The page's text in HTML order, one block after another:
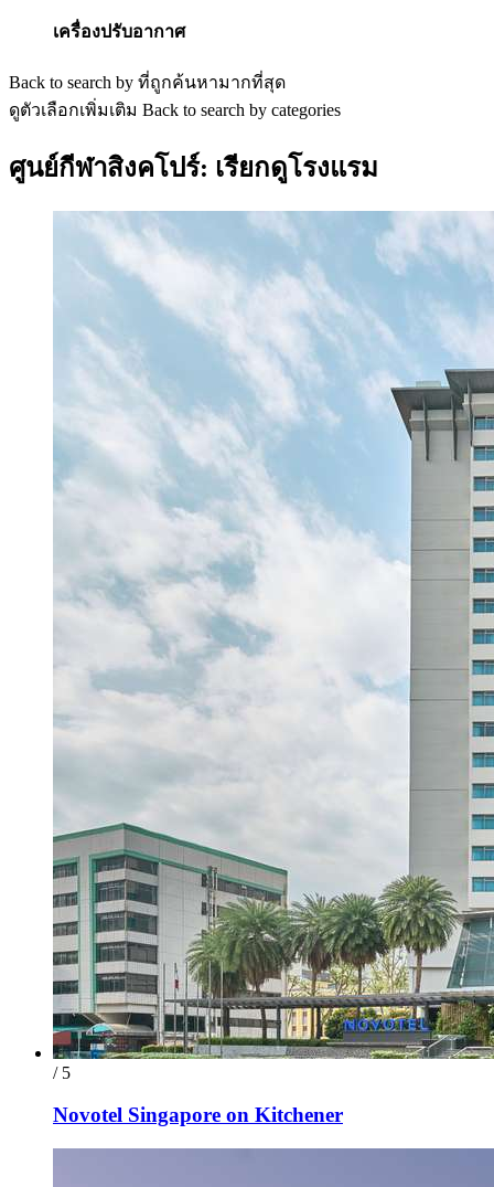
เครื่องปรับอากาศ
Back to search by ที่ถูกค้นหามากที่สุด
ดูตัวเลือกเพิ่มเติม Back to search by categories
ศูนย์กีฬาสิงคโปร์: เรียกดูโรงแรม
/ 5
Novotel Singapore on Kitchener